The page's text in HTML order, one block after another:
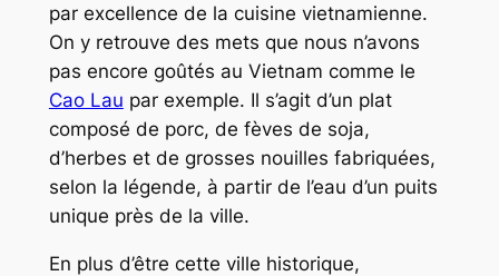
par excellence de la cuisine vietnamienne.
On y retrouve des mets que nous n’avons
pas encore goûtés au Vietnam comme le
Cao Lau par exemple. Il s’agit d’un plat
composé de porc, de fèves de soja,
d’herbes et de grosses nouilles fabriquées,
selon la légende, à partir de l’eau d’un puits
unique près de la ville.
En plus d’être cette ville historique,